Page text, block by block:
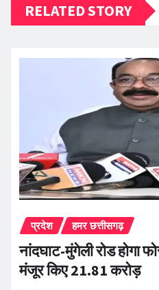
RELATED STORY
प्रदेश हमर छत्तीसगढ़
नांदघाट-मुंगेली रोड होगा
मंजूर किए 21.81 करोड़